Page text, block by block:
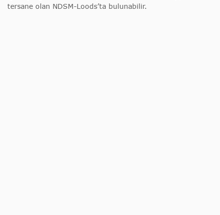
tersane olan NDSM-Loods’ta bulunabilir.